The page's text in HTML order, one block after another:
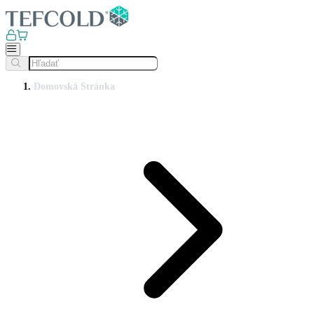
Domovská Stránka